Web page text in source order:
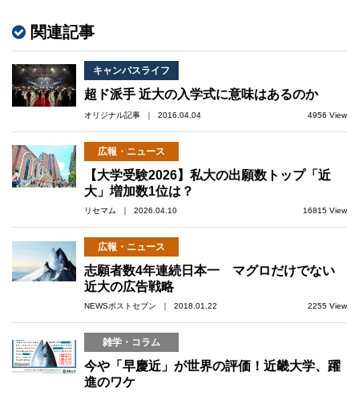
関連記事
キャンパスライフ
超ド派手 近大の入学式に意味はあるのか
オリジナル記事 ｜ 2016.04.04 4956 View
広報・ニュース
【大学受験2026】私大の出願数トップ「近
大」増加数1位は？
リセマム ｜ 2026.04.10 16815 View
広報・ニュース
志願者数4年連続日本一 マグロだけでない
近大の広告戦略
NEWSポストセブン ｜ 2018.01.22 2255 View
雑学・コラム
今や「早慶近」が世界の評価！近畿大学、躍
進のワケ